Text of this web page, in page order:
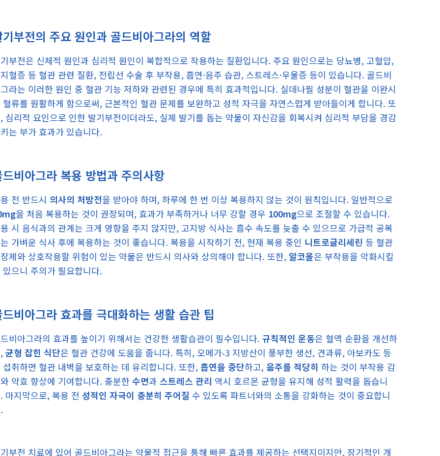
부전의 주요 원인과 골드비아그라의 역할
부전은 신체적 원인과 심리적 원인이 복합적으로 작용하는 질환입니다. 주요 원인으로는 당뇨병, 고혈압,
혈증 등 혈관 관련 질환, 전립선 수술 후 부작용, 흡연·음주 습관, 스트레스·우울증 등이 있습니다. 골드비
라는 이러한 원인 중 혈관 기능 저하와 관련된 경우에 특히 효과적입니다. 실데나필 성분이 혈관을 이완시
혈류를 원활하게 함으로써, 근본적인 혈관 문제를 보완하고 성적 자극을 자연스럽게 받아들이게 합니다. 또
심리적 요인으로 인한 발기부전이더라도, 실제 발기를 돕는 약물이 자신감을 회복시켜 심리적 부담을 경감
는 부가 효과가 있습니다.
비아그라 복용 방법과 주의사항
전 반드시 의사의 처방전을 받아야 하며, 하루에 한 번 이상 복용하지 않는 것이 원칙입니다. 일반적으로
을 처음 복용하는 것이 권장되며, 효과가 부족하거나 너무 강할 경우 100mg으로 조절할 수 있습니다.
시 음식과의 관계는 크게 영향을 주지 않지만, 고지방 식사는 흡수 속도를 늦출 수 있으므로 가급적 공복
가벼운 식사 후에 복용하는 것이 좋습니다. 복용을 시작하기 전, 현재 복용 중인 니트로글리세린 등 혈관
제와 상호작용할 위험이 있는 약물은 반드시 의사와 상의해야 합니다. 또한, 알코올은 부작용을 악화시킬
있으니 주의가 필요합니다.
비아그라 효과를 극대화하는 생활 습관 팁
비아그라의 효과를 높이기 위해서는 건강한 생활습관이 필수입니다. 규칙적인 운동은 혈액 순환을 개선하
균형 잡힌 식단은 혈관 건강에 도움을 줍니다. 특히, 오메가‑3 지방산이 풍부한 생선, 견과류, 아보카도 등
섭취하면 혈관 내벽을 보호하는 데 유리합니다. 또한, 흡연을 중단하고, 음주를 적당히 하는 것이 부작용 감
약효 향상에 기여합니다. 충분한 수면과 스트레스 관리 역시 호르몬 균형을 유지해 성적 활력을 돕습니
마지막으로, 복용 전 성적인 자극이 충분히 주어질 수 있도록 파트너와의 소통을 강화하는 것이 중요합니
부전 치료에 있어 골드비아그라는 약물적 접근을 통해 빠른 효과를 제공하는 선택지이지만, 장기적인 개